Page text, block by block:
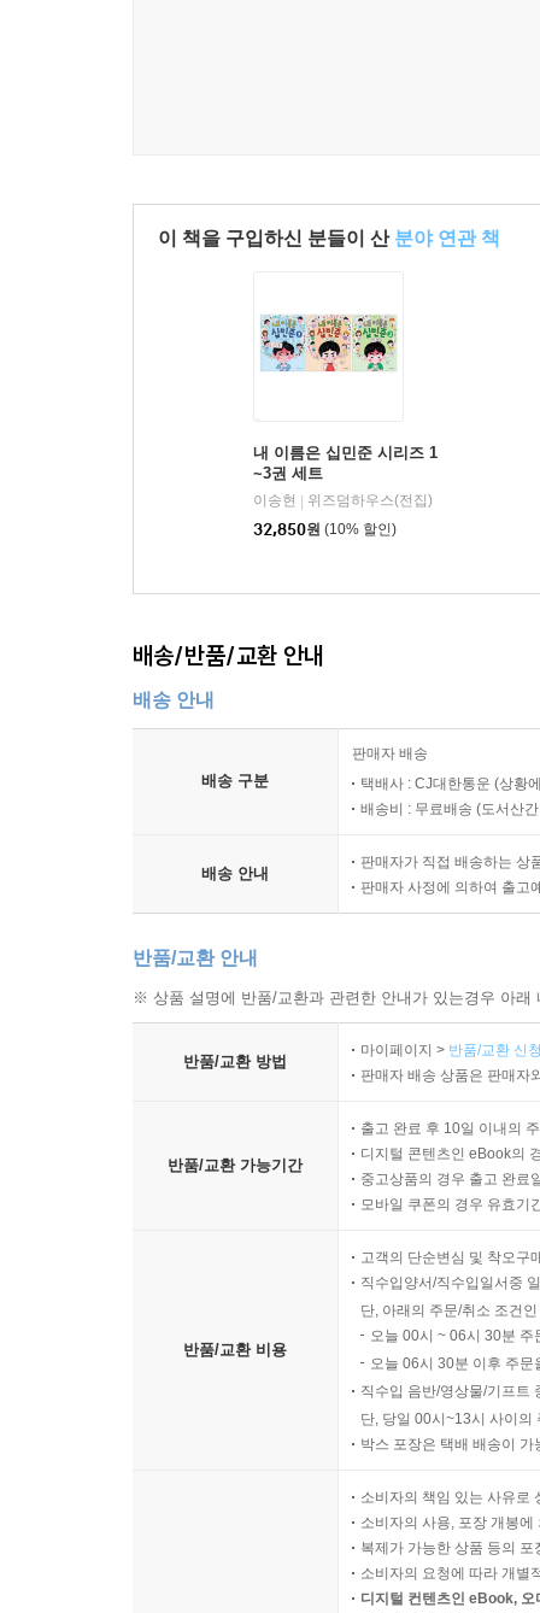
이 책을 구입하신 분들이 산 분야 연관 책
내 이름은 십민준 시리즈 1
~3권 세트
이송현
위즈덤하우스(전집)
32,850원 (10% 할인)
배송/반품/교환 안내
배송 안내
배송 구분
판매자 배송
택배사 : CJ대한통운 (상황
배송비 : 무료배송 (도서산
배송 안내
판매자가 직접 배송하는 상
판매자 사정에 의하여 출고
반품/교환 안내
※ 상품 설명에 반품/교환과 관련한 안내가 있는경우 아
반품/교환 방법
마이페이지 > 반품/교환 신
판매자 배송 상품은 판매자
반품/교환 가능기간
출고 완료 후 10일 이내의
디지털 콘텐츠인 eBook의
중고상품의 경우 출고 완료
모바일 쿠폰의 경우 유효기
반품/교환 비용
고객의 단순변심 및 착오구
직수입양서/직수입일서중
단, 아래의 주문/취소 조건
오늘 00시 ~ 06시 30분
오늘 06시 30분 이후 주
직수입 음반/영상물/기프트
단, 당일 00시~13시 사이의
박스 포장은 택배 배송이
소비자의 책임 있는 사유로
소비자의 사용, 포장 개봉
복제가 가능한 상품 등의
소비자의 요청에 따라 개별
디지털 컨텐츠인 eBook,